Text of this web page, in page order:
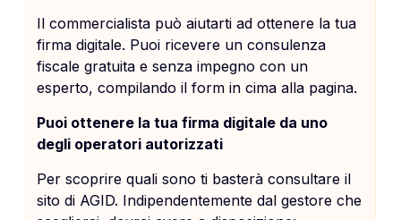
Il commercialista può aiutarti ad ottenere la tua
firma digitale. Puoi ricevere un consulenza
fiscale gratuita e senza impegno con un
esperto, compilando il form in cima alla pagina.
Puoi ottenere la tua firma digitale da uno
degli operatori autorizzati
Per scoprire quali sono ti basterà consultare il
sito di AGID. Indipendentemente dal gestore che